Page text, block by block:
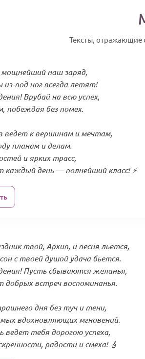
Тексты, отражающие
мощнейший наш заряд,
из-под ног всегда летят!
Врубай на всю успех,
побеждая без помех.
ведет к вершинам и мечтам,
планам и делам.
и ярких трасс,
каждый день — полнейший класс! ⚡️
твой, Архип, и песня льется,
с твоей душой удача бьется.
Пусть сбываются желанья,
добрых встреч воспоминанья.
дня без туч и тени,
вдохновляющих мгновений.
ведет тебя дорогою успеха,
радости и смеха! 🎸